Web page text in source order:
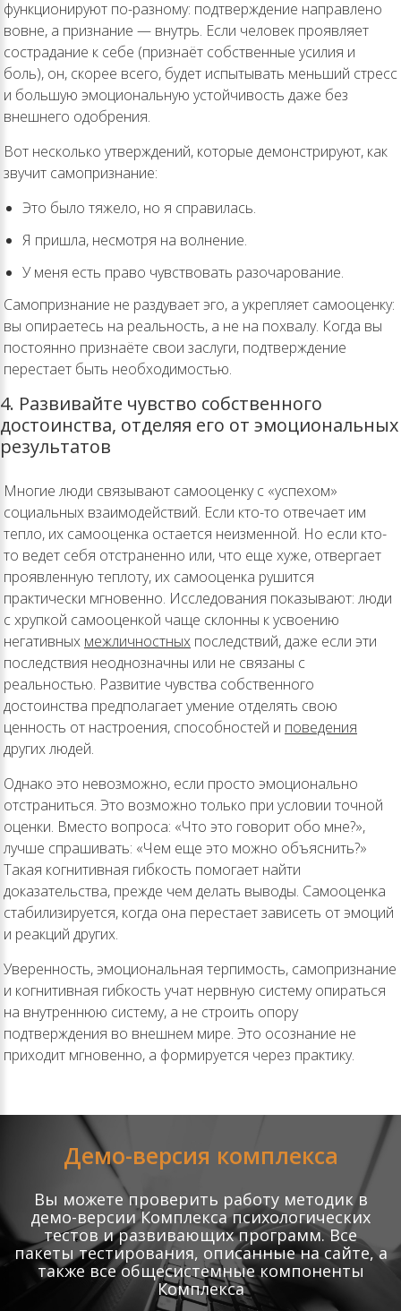
функционируют по-разному: подтверждение направлено
вовне, а признание — внутрь. Если человек проявляет
сострадание к себе (признаёт собственные усилия и
боль), он, скорее всего, будет испытывать меньший стресс
и большую эмоциональную устойчивость даже без
внешнего одобрения.
Вот несколько утверждений, которые демонстрируют, как
звучит самопризнание:
Это было тяжело, но я справилась.
Я пришла, несмотря на волнение.
У меня есть право чувствовать разочарование.
Самопризнание не раздувает эго, а укрепляет самооценку:
вы опираетесь на реальность, а не на похвалу. Когда вы
постоянно признаёте свои заслуги, подтверждение
перестает быть необходимостью.
4. Развивайте чувство собственного
достоинства, отделяя его от эмоциональных
результатов
Многие люди связывают самооценку с «успехом»
социальных взаимодействий. Если кто-то отвечает им
тепло, их самооценка остается неизменной. Но если кто-
то ведет себя отстраненно или, что еще хуже, отвергает
проявленную теплоту, их самооценка рушится
практически мгновенно. Исследования показывают: люди
с хрупкой самооценкой чаще склонны к усвоению
негативных межличностных последствий, даже если эти
последствия неоднозначны или не связаны с
реальностью. Развитие чувства собственного
достоинства предполагает умение отделять свою
ценность от настроения, способностей и поведения
других людей.
Однако это невозможно, если просто эмоционально
отстраниться. Это возможно только при условии точной
оценки. Вместо вопроса: «Что это говорит обо мне?»,
лучше спрашивать: «Чем еще это можно объяснить?»
Такая когнитивная гибкость помогает найти
доказательства, прежде чем делать выводы. Самооценка
стабилизируется, когда она перестает зависеть от эмоций
и реакций других.
Уверенность, эмоциональная терпимость, самопризнание
и когнитивная гибкость учат нервную систему опираться
на внутреннюю систему, а не строить опору
подтверждения во внешнем мире. Это осознание не
приходит мгновенно, а формируется через практику.
Демо-версия комплекса
Вы можете проверить работу методик в
демо-версии Комплекса психологических
тестов и развивающих программ. Все
пакеты тестирования, описанные на сайте, а
также все общесистемные компоненты
Комплекса